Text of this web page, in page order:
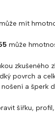
mít
může
zkušeného
povrch a
a šperk
šířku,